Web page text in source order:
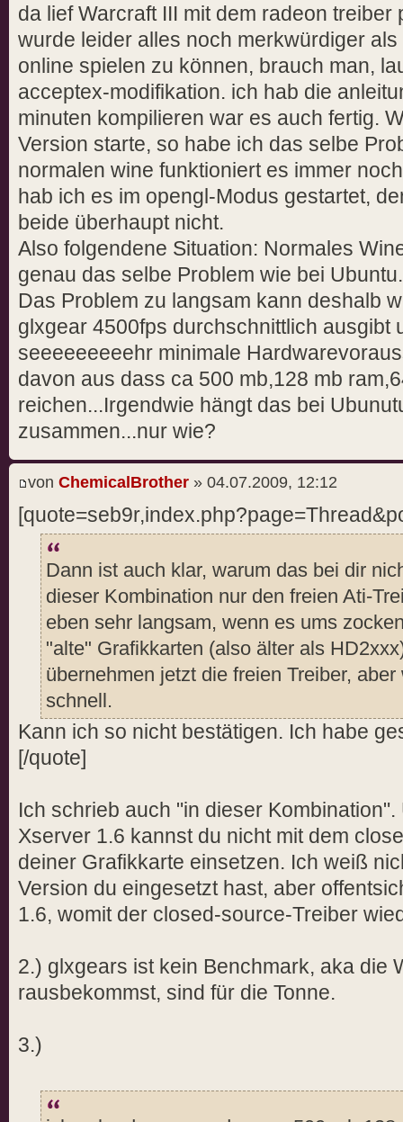
da lief Warcraft III mit dem radeon treiber
wurde leider alles noch merkwürdiger
online spielen zu können, brauch man,
acceptex-modifikation. ich hab die
minuten kompilieren war es auch fertig.
Version starte, so habe ich das selbe
normalen wine funktioniert es immer
hab ich es im opengl-Modus gestartet,
beide überhaupt nicht.
Also folgendene Situation: Normales
genau das selbe Problem wie bei Ubuntu.
Das Problem zu langsam kann deshalb
glxgear 4500fps durchschnittlich ausgibt
seeeeeeeeehr minimale
davon aus dass ca 500 mb,128 mb
reichen...Irgendwie hängt das bei
zusammen...nur wie?
von ChemicalBrother » 04.07.2009, 12:12
Dann ist auch klar, warum das bei dir
dieser Kombination nur den freien Ati-
eben sehr langsam, wenn es ums
"alte" Grafikkarten (also älter als
übernehmen jetzt die freien Treiber,
schnell.
Kann ich so nicht bestätigen. Ich habe
[/quote]
Ich schrieb auch "in dieser
Xserver 1.6 kannst du nicht mit dem
deiner Grafikkarte einsetzen. Ich weiß
Version du eingesetzt hast, aber
1.6, womit der closed-source-Treiber
2.) glxgears ist kein Benchmark, aka die
rausbekommst, sind für die Tonne.
3.)